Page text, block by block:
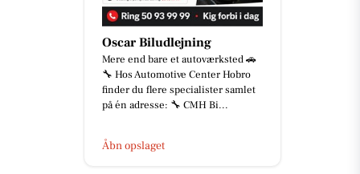
Oscar Biludlejning
Mere end bare et autoværksted 🚗
🔧 Hos Automotive Center Hobro
finder du flere specialister samlet
på én adresse: 🔧 CMH Bi...
Åbn opslaget